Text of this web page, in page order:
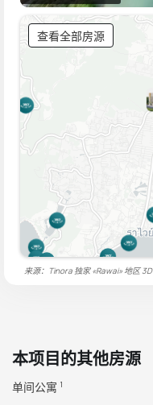
查看全部房源
来源：Tinora 独家 «Rawai» 地区
本项目的其他房源
单间公寓 1